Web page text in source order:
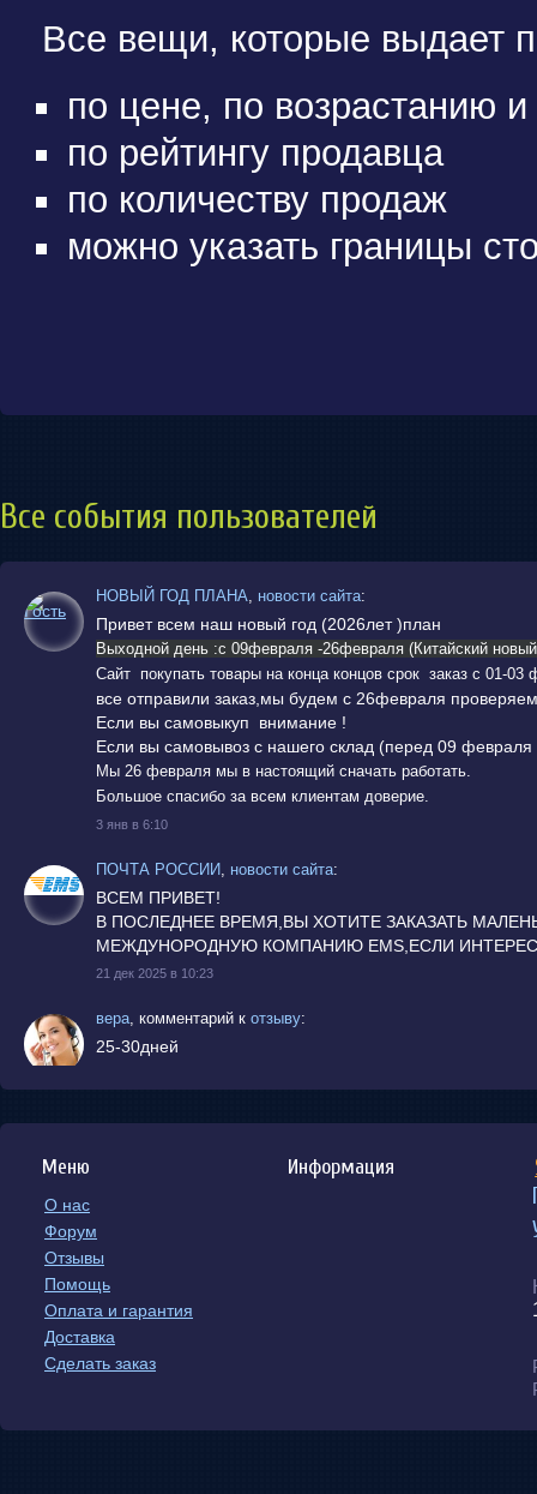
Все вещи, которые выдает
по цене, по возрастанию
по рейтингу продавца
по количеству продаж
можно указать границы
Все события пользователей
НОВЫЙ ГОД ПЛАНА, новости сайта:
Привет всем наш новый год (2026лет )план
Выходной день :с 09февраля -26февраля (Китайский
Сайт покупать товары на конца концов срок заказ с 01-
все отправили заказ,мы будем с 26февраля
Если вы самовыкуп внимание !
Если вы самовывоз с нашего склад (перед 09
Мы 26 февраля мы в настоящий сначать работать.
Большое спасибо за всем клиентам доверие.
3 янв в 6:10
ПОЧТА РОССИИ, новости сайта:
ВСЕМ ПРИВЕТ!
В ПОСЛЕДНЕЕ ВРЕМЯ,ВЫ ХОТИТЕ ЗАКАЗАТЬ
МЕЖДУНОРОДНУЮ КОМПАНИЮ EMS,ЕСЛИ
21 дек 2025 в 10:23
вера, комментарий к отзыву:
25-30дней
Irina,в отзывах:
22
заказ
после
заказ .
18 янв 2025 в 12:16
1юань=13,6рубли
20 сен 2024 в 11:04
Меню
О нас
Форум
Отзывы
Помощь
Оплата и гарантия
Доставка
Сделать заказ
Информация